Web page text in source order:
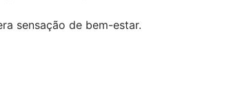
sensação de bem-estar.